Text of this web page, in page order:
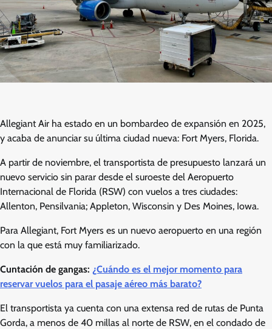
Allegiant Air ha estado en un bombardeo de expansión en 2025,
y acaba de anunciar su última ciudad nueva: Fort Myers, Florida.
A partir de noviembre, el transportista de presupuesto lanzará un
nuevo servicio sin parar desde el suroeste del Aeropuerto
Internacional de Florida (RSW) con vuelos a tres ciudades:
Allenton, Pensilvania; Appleton, Wisconsin y Des Moines, Iowa.
Para Allegiant, Fort Myers es un nuevo aeropuerto en una región
con la que está muy familiarizado.
Cuntación de gangas: ¿Cuándo es el mejor momento para
reservar vuelos para el pasaje aéreo más barato?
El transportista ya cuenta con una extensa red de rutas de Punta
Gorda, a menos de 40 millas al norte de RSW, en el condado de